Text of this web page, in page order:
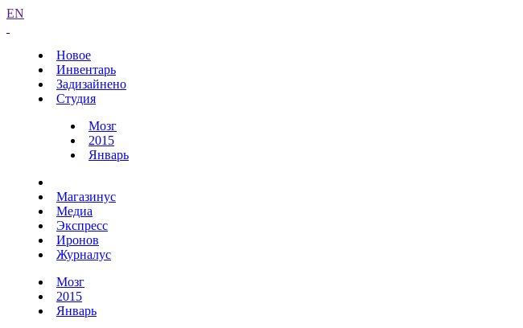
EN
Новое
Инвентарь
Задизайнено
Студия
Мозг
2015
Январь
Магазинус
Медиа
Экспресс
Иронов
Журналус
Мозг
2015
Январь